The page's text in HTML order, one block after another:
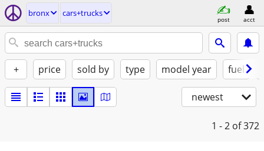
bronx cars+trucks
post acct
+ price sold by type model year fuel
newest
1 - 2 of 372